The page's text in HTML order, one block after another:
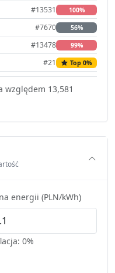
#13531 100%
#7670 56%
#13478 99%
#21 Top 0%
względem 13,581
energii (PLN/kWh)
0%